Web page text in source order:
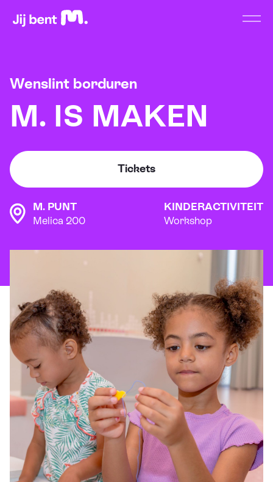
Home Open
Wenslint borduren
M. IS MAKEN
Tickets
M. PUNT
Melica 200
KINDERACTIVITEIT
Workshop